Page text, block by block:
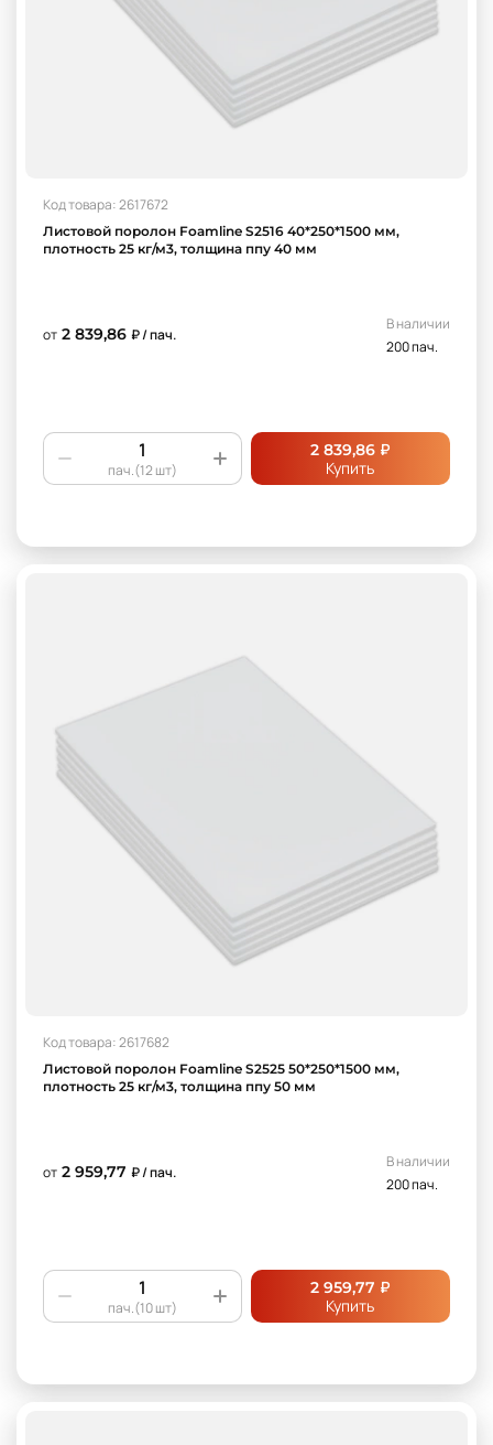
Код товара: 2617672
Листовой поролон Foamline S2516 40*250*1500 мм,
плотность 25 кг/м3, толщина ппу 40 мм
от 2 839,86 ₽ / пач.
В наличии
200 пач.
пач.(12 шт)
2 839,86 ₽
Купить
Код товара: 2617682
Листовой поролон Foamline S2525 50*250*1500 мм,
плотность 25 кг/м3, толщина ппу 50 мм
от 2 959,77 ₽ / пач.
В наличии
200 пач.
пач.(10 шт)
2 959,77 ₽
Купить